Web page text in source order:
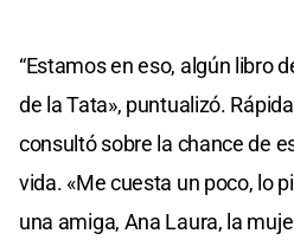
“Estamos en eso, algún libro
de la Tata», puntualizó.
consultó sobre la chance de
vida. «Me cuesta un poco, lo
una amiga, Ana Laura, la